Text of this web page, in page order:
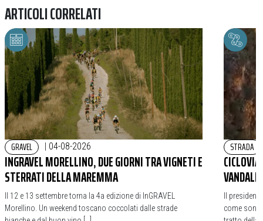
ARTICOLI CORRELATI
GRAVEL | 04-08-2026
INGRAVEL MORELLINO, DUE GIORNI TRA VIGNETI E
STERRATI DELLA MAREMMA
Il 12 e 13 settembre torna la 4a edizione di InGRAVEL
Morellino. Un weekend toscano coccolati dalle strade
STRADA
Il
come sono